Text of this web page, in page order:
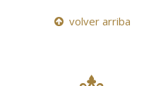
volver arriba